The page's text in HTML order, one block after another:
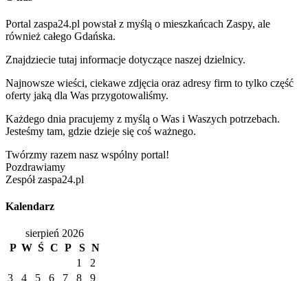
Portal zaspa24.pl powstał z myślą o mieszkańcach Zaspy, ale
również całego Gdańska.
Znajdziecie tutaj informacje dotyczące naszej dzielnicy.
Najnowsze wieści, ciekawe zdjęcia oraz adresy firm to tylko część
oferty jaką dla Was przygotowaliśmy.
Każdego dnia pracujemy z myślą o Was i Waszych potrzebach.
Jesteśmy tam, gdzie dzieje się coś ważnego.
Twórzmy razem nasz wspólny portal!
Pozdrawiamy
Zespół zaspa24.pl
Kalendarz
sierpień 2026
P W Ś C P S N
1
2
3
4 5 6 7 8
9